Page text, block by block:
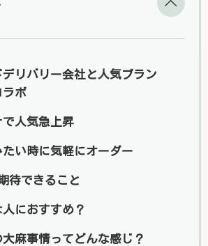
デリバリー会社と人気ブラン
ラボ
で人気急上昇
たい時に気軽にオーダー
待できること
人におすすめ？
大麻事情ってどんな感じ？